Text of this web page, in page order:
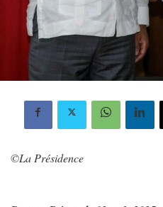
©️La Présidence